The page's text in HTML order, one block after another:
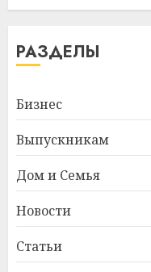
РАЗДЕЛЫ
Бизнес
Выпускникам
Дом и Семья
Новости
Статьи